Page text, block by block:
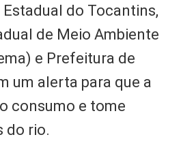
Estadual do Tocantins,
de Meio Ambiente
e Prefeitura de
um alerta para que a
consumo e tome
do rio.